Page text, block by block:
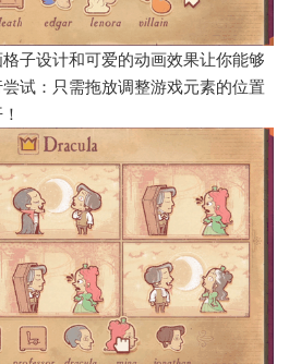
子设计和可爱的动画效果让你能够
试：只需拖放调整游戏元素的位置